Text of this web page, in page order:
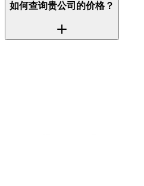
如何查询贵公司的价格？